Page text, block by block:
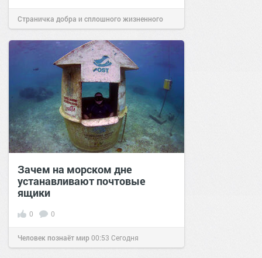
Страничка добра и сплошного жизненного
позитива!00:29Сегодня
Зачем на морском дне
устанавливают почтовые
ящики
0 0
Человек познаёт мир00:53 Сегодня